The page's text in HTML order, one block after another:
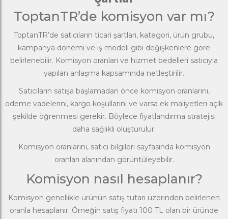
ToptanTR’de komisyon var mı?
ToptanTR’de satıcıların ticari şartları, kategori, ürün grubu,
kampanya dönemi ve iş modeli gibi değişkenlere göre
belirlenebilir. Komisyon oranları ve hizmet bedelleri satıcıyla
yapılan anlaşma kapsamında netleştirilir.
Satıcıların satışa başlamadan önce komisyon oranlarını,
ödeme vadelerini, kargo koşullarını ve varsa ek maliyetleri açık
şekilde öğrenmesi gerekir. Böylece fiyatlandırma stratejisi
daha sağlıklı oluşturulur.
Komisyon oranlarını, satıcı bilgileri sayfasında komisyon
oranları alanından görüntüleyebilir.
Komisyon nasıl hesaplanır?
Komisyon genellikle ürünün satış tutarı üzerinden belirlenen
oranla hesaplanır. Örneğin satış fiyatı 100 TL olan bir üründe